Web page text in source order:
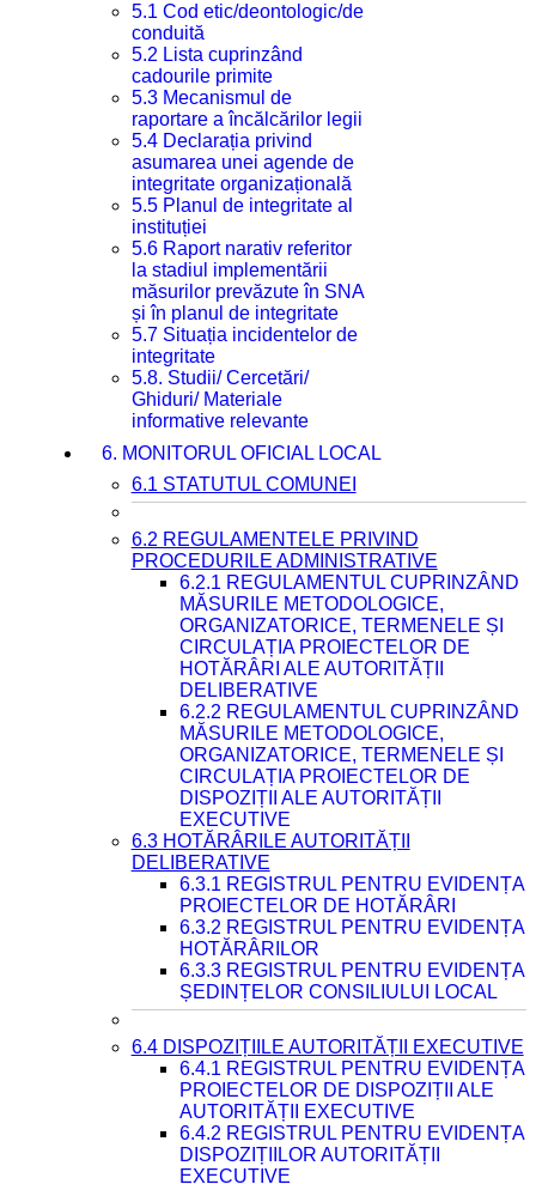
5.1 Cod etic/deontologic/de
conduită
5.2 Lista cuprinzând
cadourile primite
5.3 Mecanismul de
raportare a încălcărilor legii
5.4 Declarația privind
asumarea unei agende de
integritate organizațională
5.5 Planul de integritate al
instituției
5.6 Raport narativ referitor
la stadiul implementării
măsurilor prevăzute în SNA
și în planul de integritate
5.7 Situația incidentelor de
integritate
5.8. Studii/ Cercetări/
Ghiduri/ Materiale
informative relevante
6. MONITORUL OFICIAL LOCAL
6.1 STATUTUL COMUNEI
6.2 REGULAMENTELE PRIVIND
PROCEDURILE ADMINISTRATIVE
6.2.1 REGULAMENTUL CUPRINZÂND
MĂSURILE METODOLOGICE,
ORGANIZATORICE, TERMENELE ȘI
CIRCULAȚIA PROIECTELOR DE
HOTĂRÂRI ALE AUTORITĂȚII
DELIBERATIVE
6.2.2 REGULAMENTUL CUPRINZÂND
MĂSURILE METODOLOGICE,
ORGANIZATORICE, TERMENELE ȘI
CIRCULAȚIA PROIECTELOR DE
DISPOZIȚII ALE AUTORITĂȚII
EXECUTIVE
6.3 HOTĂRÂRILE AUTORITĂȚII
DELIBERATIVE
6.3.1 REGISTRUL PENTRU EVIDENȚA
PROIECTELOR DE HOTĂRÂRI
6.3.2 REGISTRUL PENTRU EVIDENȚA
HOTĂRÂRILOR
6.3.3 REGISTRUL PENTRU EVIDENȚA
ȘEDINȚELOR CONSILIULUI LOCAL
6.4 DISPOZIȚIILE AUTORITĂȚII EXECUTIVE
6.4.1 REGISTRUL PENTRU EVIDENȚA
PROIECTELOR DE DISPOZIȚII ALE
AUTORITĂȚII EXECUTIVE
6.4.2 REGISTRUL PENTRU EVIDENȚA
DISPOZIȚIILOR AUTORITĂȚII
EXECUTIVE